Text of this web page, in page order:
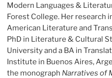
Modern Languages &
Forest College. Her research
American Literature and
PhD in Literature & Cultural
University and a BA in
Institute in Buenos Aires,
the monograph Narratives of